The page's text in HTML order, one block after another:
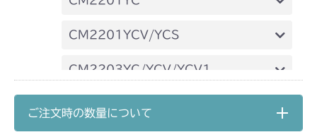
本体 FIG27 刈刃カバー
CM2201YCV/YCS
本体 FIG28 刈刃カバー
CM2203YC/YCV/YCV1
NO.1732030～
ご注文時の数量について